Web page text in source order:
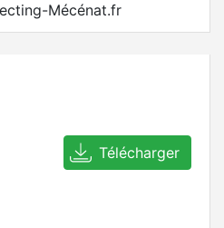
Mécénat.fr
Télécharger